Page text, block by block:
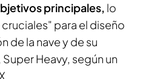
principales, lo
para el diseño
de la nave y de su
Heavy, según un